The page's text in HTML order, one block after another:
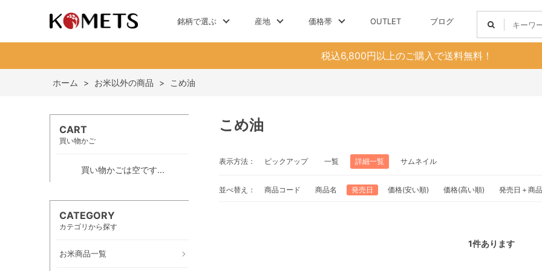
銘柄で選ぶ 産地 価格帯 OUTLET ブログ
税込6,800円以上のご購入で送料無料！
ホーム > お米以外の商品 > こめ油
CART
買い物かご
買い物かごは空です...
CATEGORY
カテゴリから探す
お米商品一覧
こめ油
表示方法： ピックアップ 一覧 詳細一覧 サムネイル
並べ替え： 商品コード 商品名 発売日 価格(安い順) 価格(高い順) 発売日＋商
1件あります